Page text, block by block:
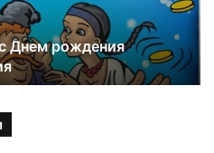
Днем рождения